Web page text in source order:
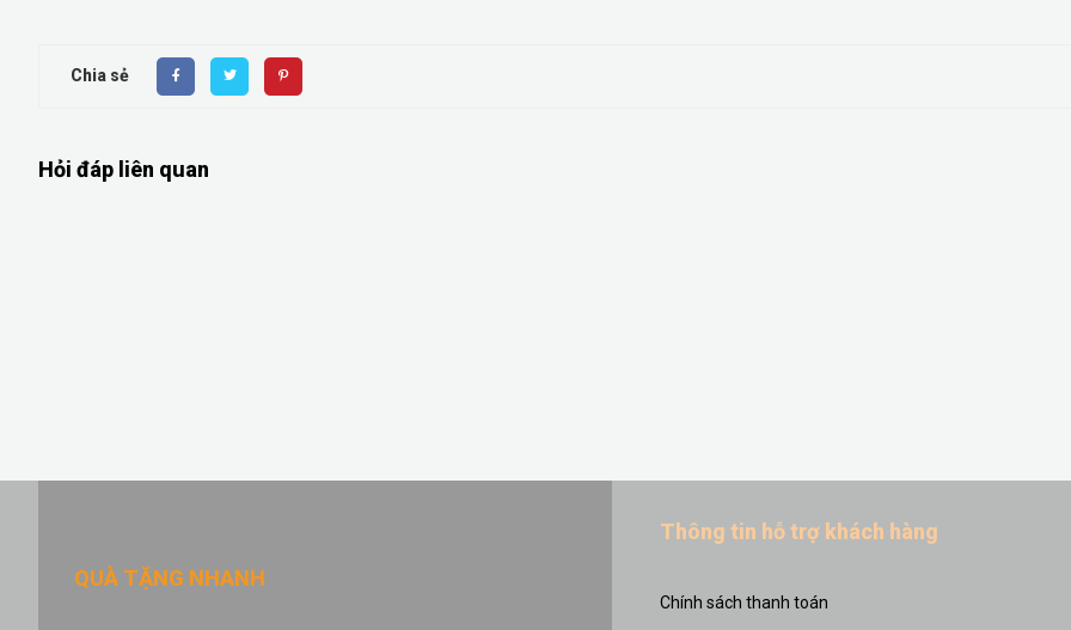
Chia sẻ
Hỏi đáp liên quan
QUÀ TẶNG NHANH
Thông tin hỗ trợ khách hàng
Chính sách thanh toán